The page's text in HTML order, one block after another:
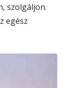
szolgáljon.
egész